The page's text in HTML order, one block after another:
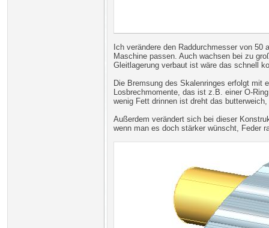
Ich verändere den Raddurchmesser von
Maschine passen. Auch wachsen bei zu
Gleitlagerung verbaut ist wäre das schnell
Die Bremsung des Skalenringes erfolgt mit
Losbrechmomente, das ist z.B. einer O-
wenig Fett drinnen ist dreht das
Außerdem verändert sich bei dieser
wenn man es doch stärker wünscht, Feder